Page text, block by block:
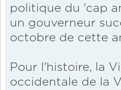
politique du 'cap
un gouverneur
octobre de cette
Pour l'histoire, la
occidentale de la